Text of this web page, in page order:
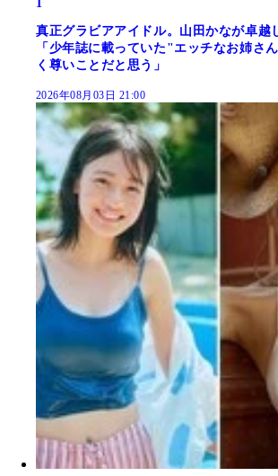
真正グラビアアイドル。山田かなが卓越
「少年誌に載っていた"エッチなお姉さ
く尊いことだと思う」
2026年08月03日 21:00